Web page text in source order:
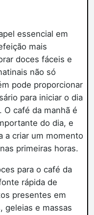
essencial em
mais
doces fáceis e
não só
pode proporcionar
para iniciar o dia
O café da manhã é
do dia, e
a criar um momento
primeiras horas.
para o café da
rápida de
presentes em
geleias e massas